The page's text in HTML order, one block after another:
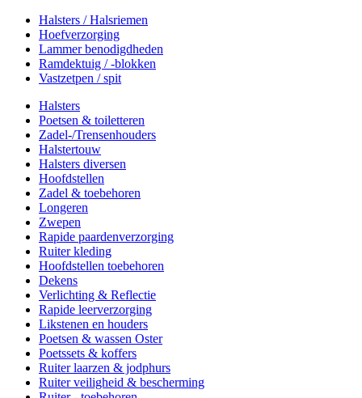
Halsters / Halsriemen
Hoefverzorging
Lammer benodigdheden
Ramdektuig / -blokken
Vastzetpen / spit
Halsters
Poetsen & toiletteren
Zadel-/Trensenhouders
Halstertouw
Halsters diversen
Hoofdstellen
Zadel & toebehoren
Longeren
Zwepen
Rapide paardenverzorging
Ruiter kleding
Hoofdstellen toebehoren
Dekens
Verlichting & Reflectie
Rapide leerverzorging
Likstenen en houders
Poetsen & wassen Oster
Poetssets & koffers
Ruiter laarzen & jodphurs
Ruiter veiligheid & bescherming